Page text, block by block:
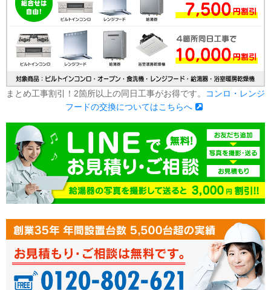
まとめ工事割引！2箇所以上の同日工事がお得です。
コンロ・レンジ
フードの交換についてはこちらへ